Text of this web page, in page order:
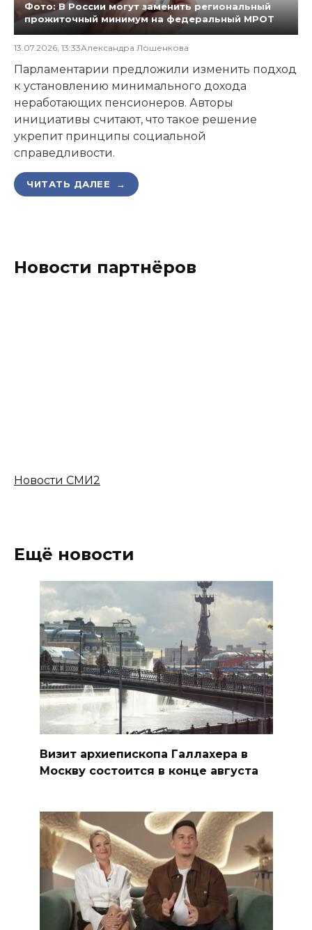
Фото: В России могут заменить региональный
прожиточный минимум на федеральный МРОТ
13.07.2026, 13:33Александра Лошенкова
Парламентарии предложили изменить подход
к установлению минимального дохода
неработающих пенсионеров. Авторы
инициативы считают, что такое решение
укрепит принципы социальной
справедливости.
ЧИТАТЬ ДАЛЕЕ →
Новости партнёров
Новости СМИ2
Ещё новости
Визит архиепископа Галлахера в
Москву состоится в конце августа